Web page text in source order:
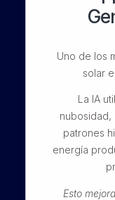
Uno de los
solar
La IA
nubosidad,
patrones
energía
Esto